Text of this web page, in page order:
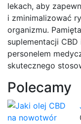
lekach, aby
i zminimalizować
organizmu.
suplementacji
personelem
skutecznego
Polecamy